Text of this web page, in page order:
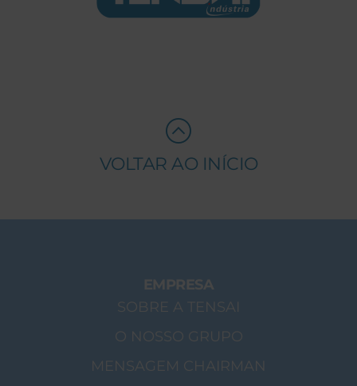
VOLTAR AO INÍCIO
EMPRESA
SOBRE A TENSAI
O NOSSO GRUPO
MENSAGEM CHAIRMAN